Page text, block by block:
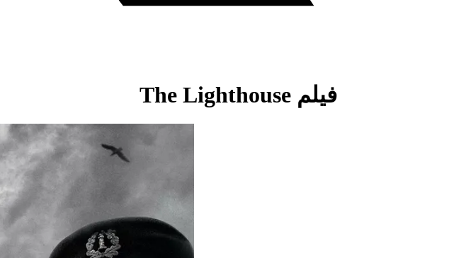
فيلم The Lighthouse